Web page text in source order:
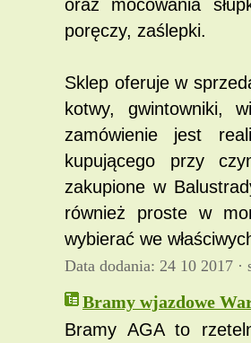
oraz mocowania
poręczy, zaślepki.
Sklep oferuje w
kotwy, gwintowniki,
zamówienie jest
kupującego przy
zakupione w
również proste w
wybierać we
Data dodania: 24 10 2017 ·
Bramy wjazdowe
Bramy AGA to